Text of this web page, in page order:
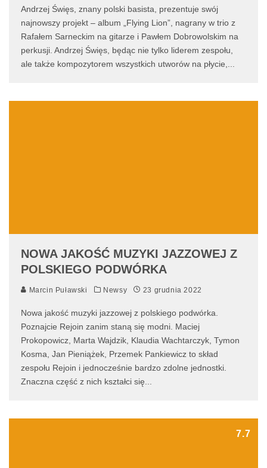
Andrzej Święs, znany polski basista, prezentuje swój
najnowszy projekt – album „Flying Lion”, nagrany w trio z
Rafałem Sarneckim na gitarze i Pawłem Dobrowolskim na
perkusji. Andrzej Święs, będąc nie tylko liderem zespołu,
ale także kompozytorem wszystkich utworów na płycie,
NOWA JAKOŚĆ MUZYKI JAZZOWEJ Z
POLSKIEGO PODWÓRKA
Marcin Puławski Newsy 23 grudnia 2022
Nowa jakość muzyki jazzowej z polskiego podwórka.
Poznajcie Rejoin zanim staną się modni. Maciej
Prokopowicz, Marta Wajdzik, Klaudia Wachtarczyk, Tymon
Kosma, Jan Pieniążek, Przemek Pankiewicz to skład
zespołu Rejoin i jednocześnie bardzo zdolne jednostki.
Znaczna część z nich kształci się
7.7